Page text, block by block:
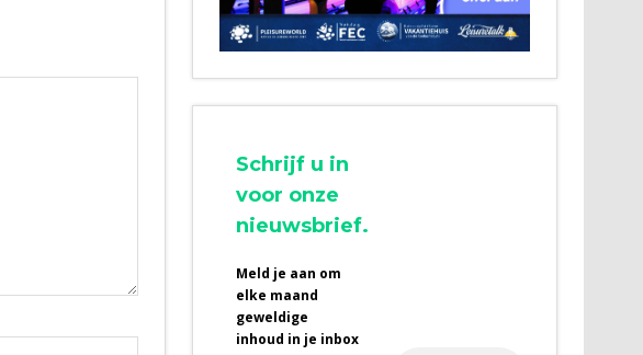
Schrijf u in
voor onze
nieuwsbrief.
Meld je aan om
elke maand
geweldige
inhoud in je inbox